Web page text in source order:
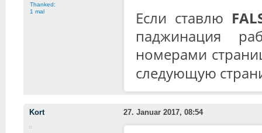
Thanked:
1 mal
Если ставлю
паджинация
номерами
следующую
Kort 27. Januar 2017, 08:54